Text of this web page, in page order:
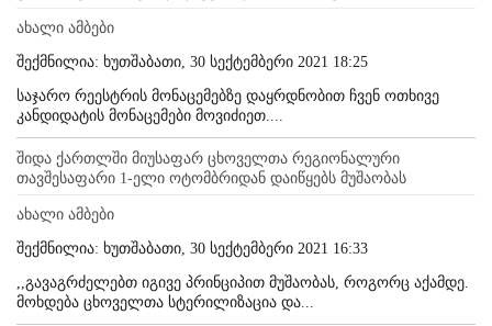
ახალი ამბები
შექმნილია: ხუთშაბათი, 30 სექტემბერი 2021 18:25
საჯარო რეესტრის მონაცემებზე დაყრდნობით ჩვენ ოთხივე
კანდიდატის მონაცემები მოვიძიეთ....
შიდა ქართლში მიუსაფარ ცხოველთა რეგიონალური
თავშესაფარი 1-ელი ოტომბრიდან დაიწყებს მუშაობას
ახალი ამბები
შექმნილია: ხუთშაბათი, 30 სექტემბერი 2021 16:33
,,გავაგრძელებთ იგივე პრინციპით მუშაობას, როგორც აქამდე.
მოხდება ცხოველთა სტერილიზაცია და...